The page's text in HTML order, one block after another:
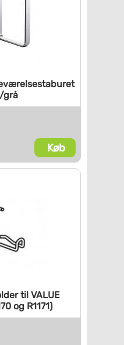
grå
Køb
tilVALUE
og R1171)